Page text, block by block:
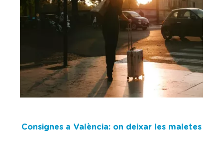
Consignes a València: on deixar les maletes